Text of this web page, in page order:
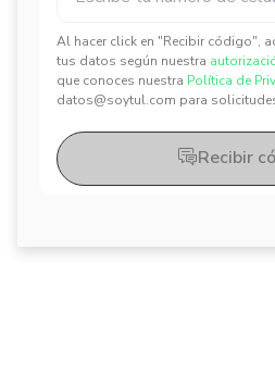
Al hacer click en "Recibir código",
tus datos según nuestra
que conoces nuestra Política de
datos@soytul.com para
Recibir